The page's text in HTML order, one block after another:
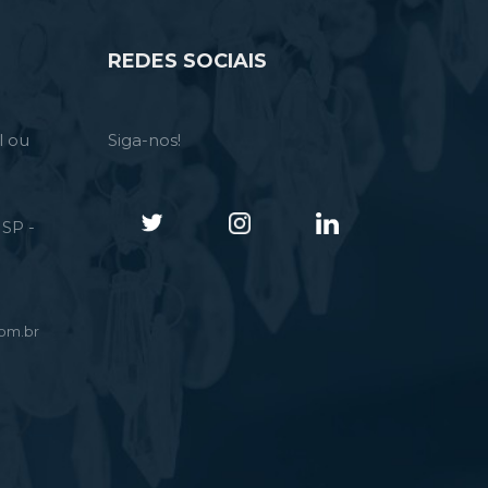
ou
-
REDES SOCIAIS
Siga-nos!